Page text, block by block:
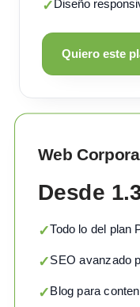
✓Diseño
Quiero este
Web
Desde
✓Todo lo del plan
✓SEO avanzado
✓Blog para